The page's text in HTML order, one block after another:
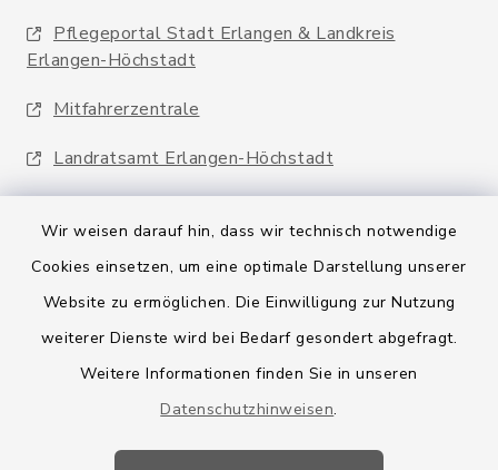
Wir weisen darauf hin, dass wir technisch notwendige
Cookies einsetzen, um eine optimale Darstellung unserer
Website zu ermöglichen. Die Einwilligung zur Nutzung
weiterer Dienste wird bei Bedarf gesondert abgefragt.
Weitere Informationen finden Sie in unseren
Datenschutzhinweisen.
Pflegeportal Stadt Erlangen & Landkreis
Erlangen-Höchstadt
Mitfahrerzentrale
Landratsamt Erlangen-Höchstadt
Barrierefreiheit